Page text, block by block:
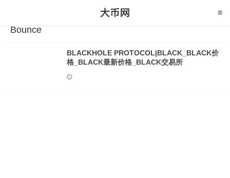
Bounce
BLACKHOLE PROTOCOL|BLACK_BLACK价
格_BLACK最新价格_BLACK交易所